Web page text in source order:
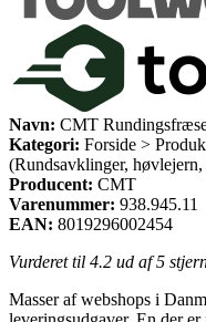
Navn: CMT
Kategori: Forside >
(Rundsavklinger,
Producent: CMT
Varenummer: 938.945.11
EAN: 8019296002454
Vurderet til 4.2 ud af 5
Masser af webshops i